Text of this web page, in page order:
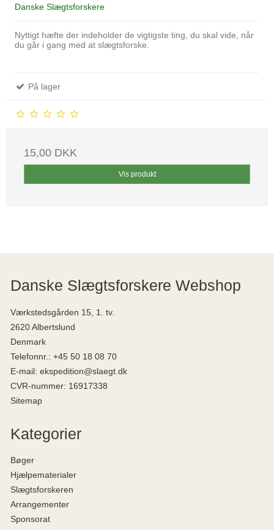
Danske Slægtsforskere
Nyttigt hæfte der indeholder de vigtigste ting, du skal vide, når
du går i gang med at slægtsforske.
På lager
15,00 DKK
Vis produkt
Danske Slægtsforskere Webshop
Værkstedsgården 15, 1. tv.
2620 Albertslund
Denmark
Telefonnr. : +45 50 18 08 70
E-mail: ekspedition@slaegt.dk
CVR-nummer: 16917338
Sitemap
Kategorier
Bøger
Hjælpematerialer
Slægtsforskeren
Arrangementer
Sponsorat